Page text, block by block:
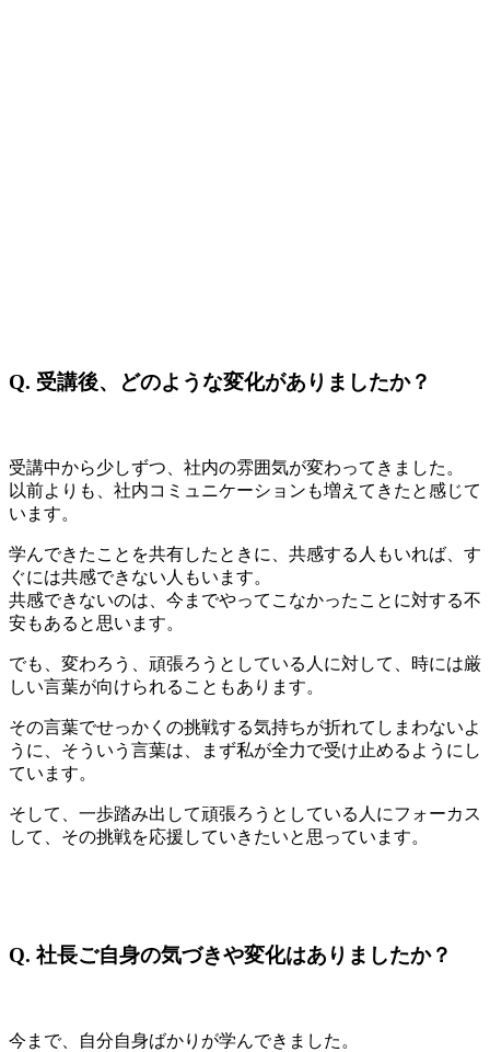
Q. 受講後、どのような変化がありましたか？
受講中から少しずつ、社内の雰囲気が変わってきました。
以前よりも、社内コミュニケーションも増えてきたと感じて
います。
学んできたことを共有したときに、共感する人もいれば、す
ぐには共感できない人もいます。
共感できないのは、今までやってこなかったことに対する不
安もあると思います。
でも、変わろう、頑張ろうとしている人に対して、時には厳
しい言葉が向けられることもあります。
その言葉でせっかくの挑戦する気持ちが折れてしまわないよ
うに、そういう言葉は、まず私が全力で受け止めるようにし
ています。
そして、一歩踏み出して頑張ろうとしている人にフォーカス
して、その挑戦を応援していきたいと思っています。
Q. 社長ご自身の気づきや変化はありましたか？
今まで、自分自身ばかりが学んできました。